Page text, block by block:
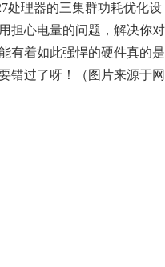
处理器的三集群功耗优化设
担心电量的问题，解决你对
有着如此强悍的硬件真的是
错过了呀！（图片来源于网